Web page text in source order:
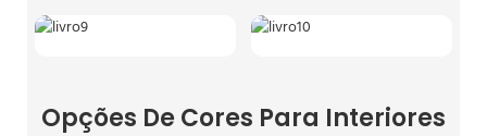
Opções De Cores Para Interiores